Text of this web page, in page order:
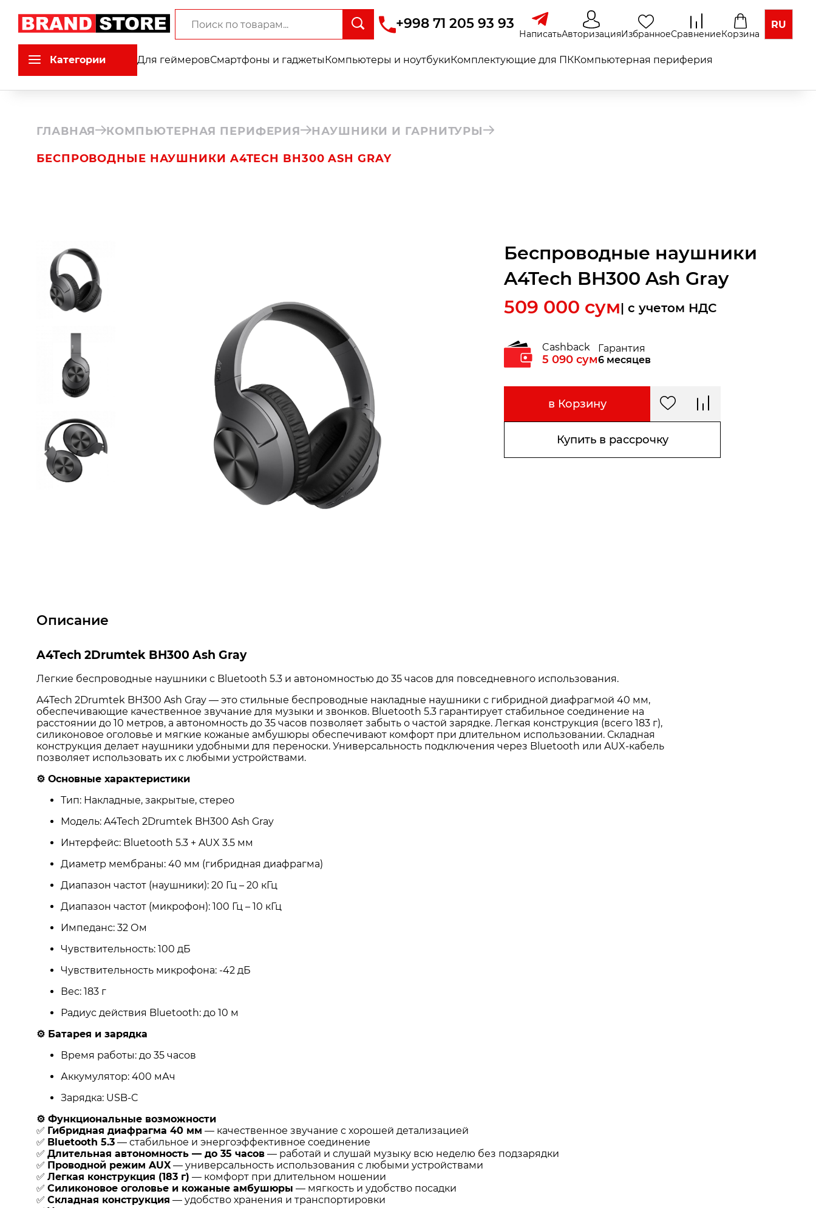
+998 71 205 93 93
НаписатьАвторизацияИзбранноеСравнениеКорзина
RU
Категории Для геймеровСмартфоны и гаджетыКомпьютеры и ноутбукиКомплектующие для ПККомпьютерная периферия
ГЛАВНАЯ КОМПЬЮТЕРНАЯ ПЕРИФЕРИЯ НАУШНИКИ И ГАРНИТУРЫ
БЕСПРОВОДНЫЕ НАУШНИКИ A4TECH BH300 ASH GRAY
Беспроводные наушники
A4Tech BH300 Ash Gray
509 000 сум| c учетом НДС
Cashback
5 090 сум
Гарантия
6 месяцев
в Корзину
Купить в рассрочку
Описание